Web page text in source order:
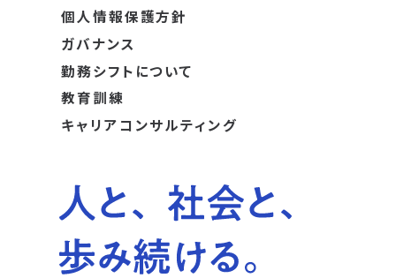
個人情報保護方針
ガバナンス
勤務シフトについて
教育訓練
キャリアコンサルティング